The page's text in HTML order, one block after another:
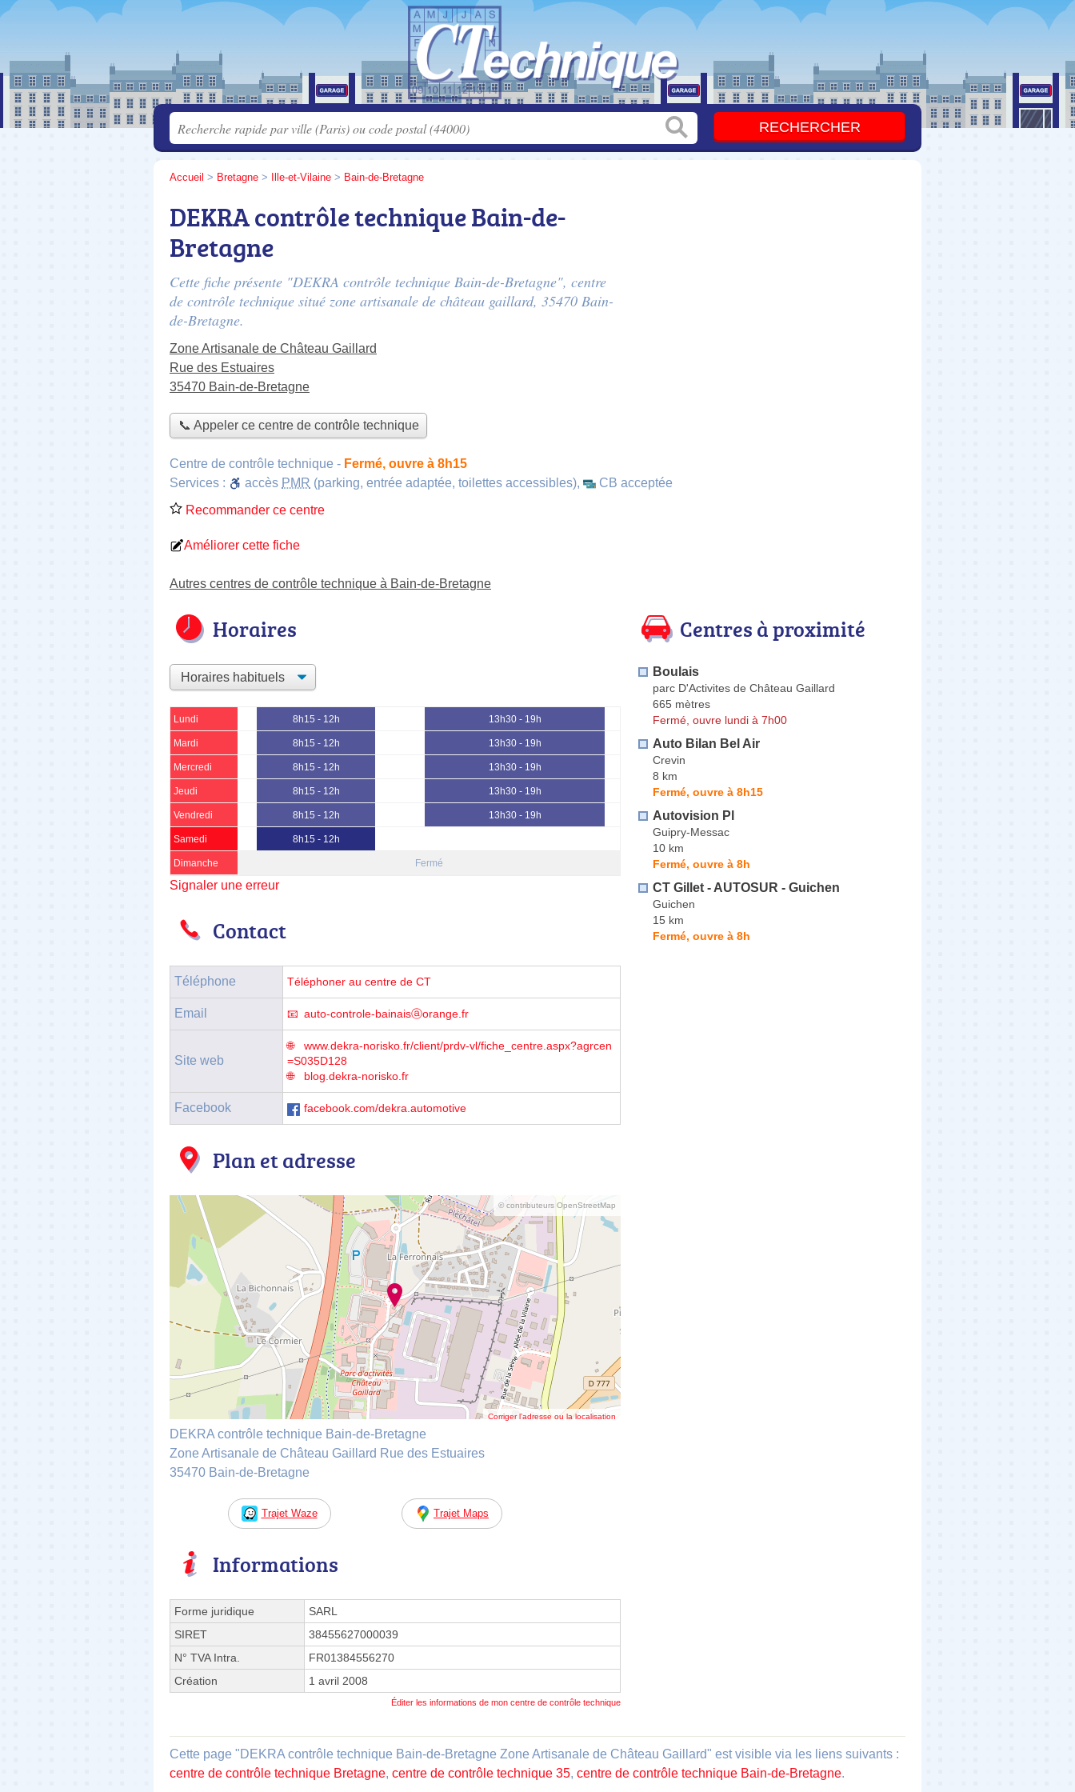
Accueil > Bretagne > Ille-et-Vilaine > Bain-de-Bretagne
DEKRA contrôle technique Bain-de-
Bretagne
Cette fiche présente "DEKRA contrôle technique Bain-de-Bretagne", centre
de contrôle technique situé zone artisanale de château gaillard, 35470 Bain-
de-Bretagne.
Zone Artisanale de Château Gaillard
Rue des Estuaires
35470 Bain-de-Bretagne
📞 Appeler ce centre de contrôle technique
Centre de contrôle technique - Fermé, ouvre à 8h15
Services :
accès PMR (parking, entrée adaptée, toilettes accessibles),
CB acceptée
Recommander ce centre
Améliorer cette fiche
Autres centres de contrôle technique à Bain-de-Bretagne
Horaires
Lundi 8h15 - 12h 13h30 - 19h
Mardi 8h15 - 12h 13h30 - 19h
Mercredi 8h15 - 12h 13h30 - 19h
Jeudi 8h15 - 12h 13h30 - 19h
Vendredi 8h15 - 12h 13h30 - 19h
Samedi 8h15 - 12h
Dimanche Fermé
Signaler une erreur
Contact
Téléphone Téléphoner au centre de CT
Email auto-controle-bainaisⓐorange.fr
Site web
www.dekra-norisko.fr/client/prdv-vl/fiche_centre.aspx?agrcen
=S035D128
blog.dekra-norisko.fr
Facebook facebook.com/dekra.automotive
Plan et adresse
© contributeurs OpenStreetMap
Corriger l’adresse ou la localisation
DEKRA contrôle technique Bain-de-Bretagne
Zone Artisanale de Château Gaillard Rue des Estuaires
35470 Bain-de-Bretagne
Trajet Waze Trajet Maps
Informations
Forme juridique
SARL
SIRET
38455627000039
N° TVA Intra.
FR01384556270
Création
1 avril 2008
Éditer les informations de mon centre de contrôle technique
Centres à proximité
Boulais
parc D'Activites de Château Gaillard
665 mètres
Fermé, ouvre lundi à 7h00
Auto Bilan Bel Air
Crevin
8 km
Fermé, ouvre à 8h15
Autovision Pl
Guipry-Messac
10 km
Fermé, ouvre à 8h
CT Gillet - AUTOSUR - Guichen
Guichen
15 km
Fermé, ouvre à 8h
Cette page "DEKRA contrôle technique Bain-de-Bretagne Zone Artisanale de Château Gaillard" est visible via les liens suivants :
centre de contrôle technique Bretagne, centre de contrôle technique 35, centre de contrôle technique Bain-de-Bretagne.